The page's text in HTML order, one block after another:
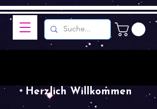
Herzlich Willkommen